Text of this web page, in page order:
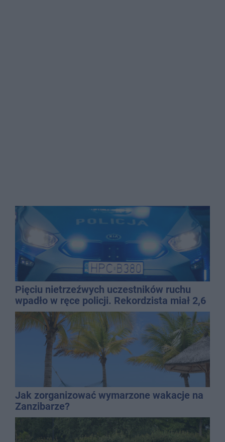
Pięciu nietrzeźwych uczestników ruchu
wpadło w ręce policji. Rekordzista miał 2,6
promila
Jak zorganizować wymarzone wakacje na
Zanzibarze?